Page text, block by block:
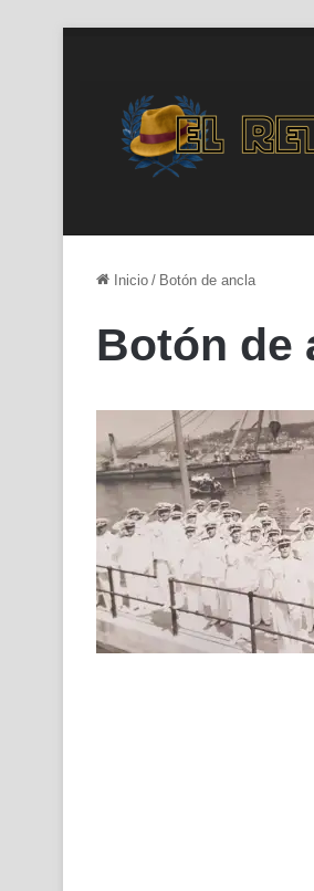
Inicio / Botón de ancla
Botón de